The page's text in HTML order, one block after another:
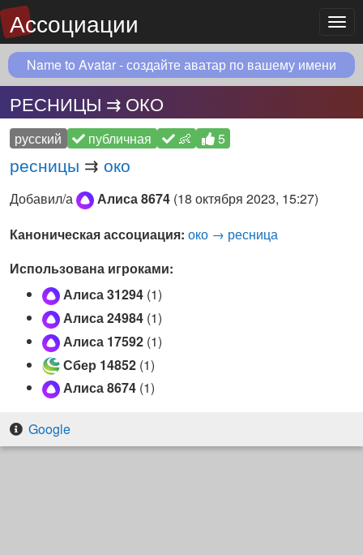
Ассоциации
Name to Avatar - создайте аватар по вашему имени
РЕСНИЦЫ ⇉ ОКО
русский публичная 👶 5
ресницы ⇉ око
Добавил/а Алиса 8674 (18 октября 2023, 15:27)
Каноническая ассоциация: око → ресница
Использована игроками:
Алиса 31294 (1)
Алиса 24984 (1)
Алиса 17592 (1)
Сбер 14852 (1)
Алиса 8674 (1)
Google